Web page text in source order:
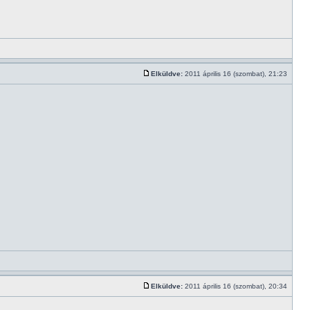
Elküldve: 2011 április 16 (szombat), 21:23
Elküldve: 2011 április 16 (szombat), 20:34